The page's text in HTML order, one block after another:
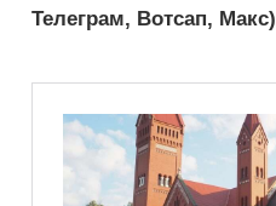
Телеграм, Вотсап, Макс)